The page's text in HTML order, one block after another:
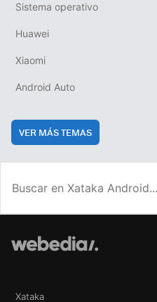
Sistema operativo
Huawei
Xiaomi
Android Auto
VER MÁS TEMAS
Xataka